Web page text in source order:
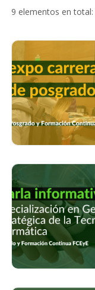
9 elementos en total: